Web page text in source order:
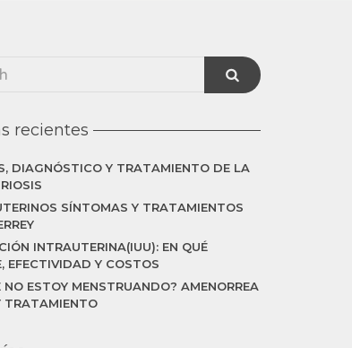
recientes
DIAGNÓSTICO Y TRATAMIENTO DE LA
SÍNTOMAS Y TRATAMIENTOS
INTRAUTERINA(IUU): EN QUÉ
EFECTIVIDAD Y COSTOS
NO ESTOY MENSTRUANDO? AMENORREA
TRATAMIENTO